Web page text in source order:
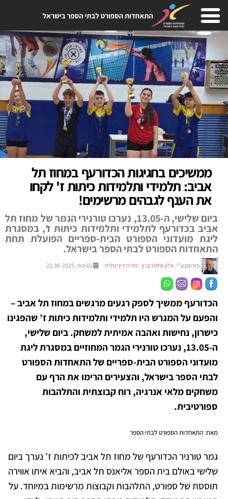
ממשיכים בחגיגות הכדורעף במחוז תל
אביב: תלמידי ותלמידות כיתות ז' לקחו
את הענף לגבהים מרשימים!
ביום שלישי, ה-13.05, נערכו טורנירי הגמר של מחוז תל
אביב בכדורעף לתלמידי ותלמידות כיתות ז', במסגרת
ליגת מועדוני הספורט הבית-ספריים הפועלת תחת
התאחדות הספורט לבתי הספר בישראל.
פורסם ע"י: אלון אלפרוביץ - מדיה דיגיטלית
הכדורעף ממשיך לספק רגעים מרגשים במחוז תל אביב –
והפעם על המגרש היו תלמידי ותלמידות כיתות ז’ שהפגינו
כישרון, נחישות ואהבה אמיתית למשחק. ביום שלישי,
ה-13.05, נערכו טורנירי הגמר המחוזיים במסגרת ליגת
מועדוני הספורט הבית-ספריים של התאחדות הספורט
לבתי הספר בישראל, והצעירים הרימו את הרף עם
משחקים מלאי אנרגיה, רוח קבוצתית והתלהבות
ספורטיבית.
מאת: התאחדות הספורט לבתי הספר
גמר טורניר הכדורעף של מחוז תל אביב לכיתות ז’ נערך ביום
שלישי באולם בית הספר אליאנס תל אביב, והביא איתו אווירה
תוססת של ספורט, התלהבות וקבוצות מרשימות במיוחד. על